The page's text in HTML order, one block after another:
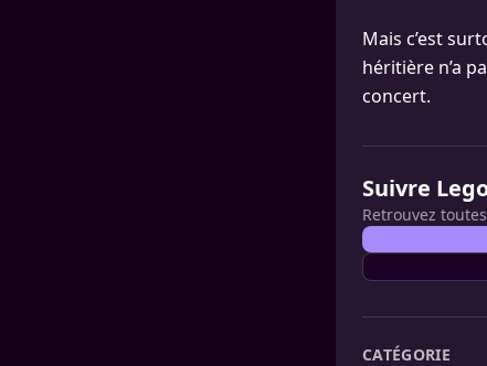
Mais c’est
héritière n’a
concert.
Suivre
Retrouvez
CATÉGORIE